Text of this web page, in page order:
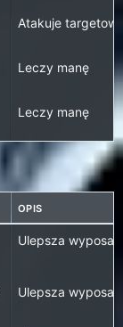
Atakuje
Leczy manę
Leczy manę
OPIS
Ulepsza
Ulepsza